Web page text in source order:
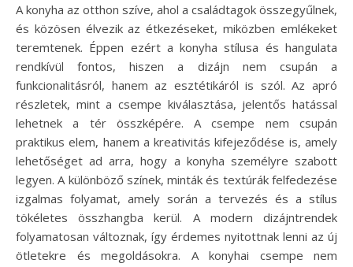
A konyha az otthon szíve, ahol a családtagok összegyűlnek,
és közösen élvezik az étkezéseket, miközben emlékeket
teremtenek. Éppen ezért a konyha stílusa és hangulata
rendkívül fontos, hiszen a dizájn nem csupán a
funkcionalitásról, hanem az esztétikáról is szól. Az apró
részletek, mint a csempe kiválasztása, jelentős hatással
lehetnek a tér összképére. A csempe nem csupán
praktikus elem, hanem a kreativitás kifejeződése is, amely
lehetőséget ad arra, hogy a konyha személyre szabott
legyen. A különböző színek, minták és textúrák felfedezése
izgalmas folyamat, amely során a tervezés és a stílus
tökéletes összhangba kerül. A modern dizájntrendek
folyamatosan változnak, így érdemes nyitottnak lenni az új
ötletekre és megoldásokra. A konyhai csempe nem